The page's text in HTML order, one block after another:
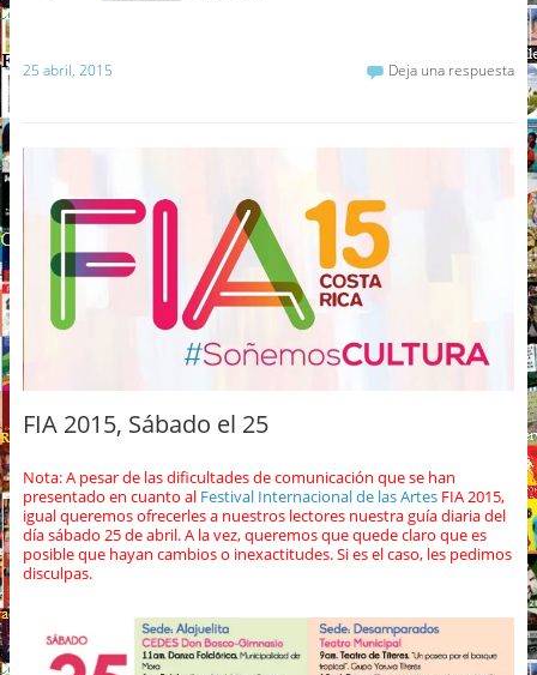
25 abril, 2015 Deja una respuesta
FIA 2015, Sábado el 25
Nota: A pesar de las dificultades de comunicación que se han
presentado en cuanto al Festival Internacional de las ArtesFIA 2015,
igual queremos ofrecerles a nuestros lectores nuestra guía diaria del
día sábado 25 de abril. A la vez, queremos que quede claro que es
posible que hayan cambios o inexactitudes. Si es el caso, les pedimos
disculpas.